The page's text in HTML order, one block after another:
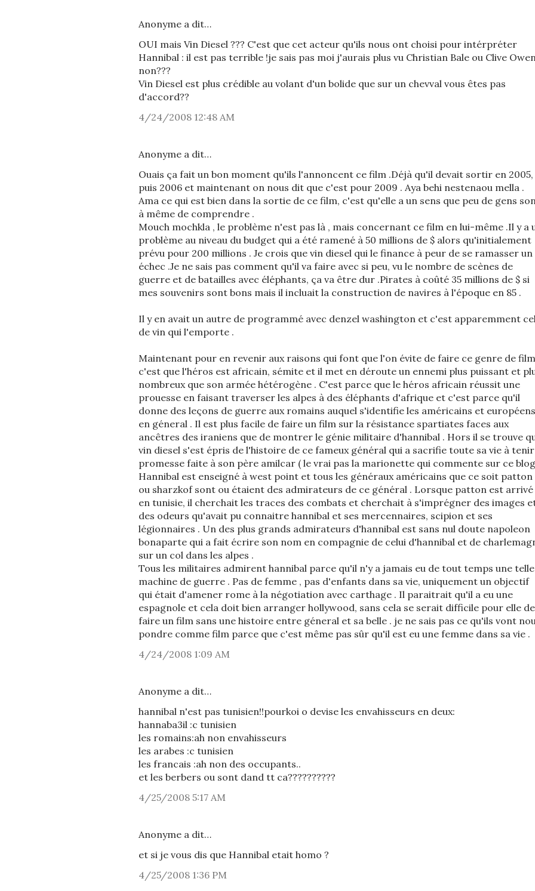
Anonyme a dit…
OUI mais Vin Diesel ??? C'est que cet acteur qu'ils nous ont choisi pour intérpréter
Hannibal : il est pas terrible !je sais pas moi j'aurais plus vu Christian Bale ou Clive
non???
Vin Diesel est plus crédible au volant d'un bolide que sur un chevval vous êtes pas
d'accord??
4/24/2008 12:48 AM
Anonyme a dit…
Ouais ça fait un bon moment qu'ils l'annoncent ce film .Déjà qu'il devait sortir en 2005,
puis 2006 et maintenant on nous dit que c'est pour 2009 . Aya behi nestenaou mella .
Ama ce qui est bien dans la sortie de ce film, c'est qu'elle a un sens que peu de gens
à même de comprendre .
Mouch mochkla , le problème n'est pas là , mais concernant ce film en lui-même .Il y a
problème au niveau du budget qui a été ramené à 50 millions de $ alors qu'initialement
prévu pour 200 millions . Je crois que vin diesel qui le finance à peur de se ramasser un
échec .Je ne sais pas comment qu'il va faire avec si peu, vu le nombre de scènes de
guerre et de batailles avec éléphants, ça va être dur .Pirates à coûté 35 millions de $ si
mes souvenirs sont bons mais il incluait la construction de navires à l'époque en 85 .
Il y en avait un autre de programmé avec denzel washington et c'est apparemment
de vin qui l'emporte .
Maintenant pour en revenir aux raisons qui font que l'on évite de faire ce genre de
c'est que l'héros est africain, sémite et il met en déroute un ennemi plus puissant et
nombreux que son armée hétérogène . C'est parce que le héros africain réussit une
prouesse en faisant traverser les alpes à des éléphants d'afrique et c'est parce qu'il
donne des leçons de guerre aux romains auquel s'identifie les américains et européens
en géneral . Il est plus facile de faire un film sur la résistance spartiates faces aux
ancêtres des iraniens que de montrer le génie militaire d'hannibal . Hors il se trouve
vin diesel s'est épris de l'histoire de ce fameux général qui a sacrifie toute sa vie à
promesse faite à son père amilcar ( le vrai pas la marionette qui commente sur ce
Hannibal est enseigné à west point et tous les généraux américains que ce soit patton
ou sharzkof sont ou étaient des admirateurs de ce général . Lorsque patton est arrivé
en tunisie, il cherchait les traces des combats et cherchait à s'imprégner des images
des odeurs qu'avait pu connaitre hannibal et ses mercennaires, scipion et ses
légionnaires . Un des plus grands admirateurs d'hannibal est sans nul doute napoleon
bonaparte qui a fait écrire son nom en compagnie de celui d'hannibal et de
sur un col dans les alpes .
Tous les militaires admirent hannibal parce qu'il n'y a jamais eu de tout temps une telle
machine de guerre . Pas de femme , pas d'enfants dans sa vie, uniquement un objectif
qui était d'amener rome à la négotiation avec carthage . Il paraitrait qu'il a eu une
espagnole et cela doit bien arranger hollywood, sans cela se serait difficile pour elle de
faire un film sans une histoire entre géneral et sa belle . je ne sais pas ce qu'ils vont
pondre comme film parce que c'est même pas sûr qu'il est eu une femme dans sa vie .
4/24/2008 1:09 AM
Anonyme a dit…
hannibal n'est pas tunisien!!pourkoi o devise les envahisseurs en deux:
hannaba3il :c tunisien
les romains:ah non envahisseurs
les arabes :c tunisien
les francais :ah non des occupants..
et les berbers ou sont dand tt ca??????????
4/25/2008 5:17 AM
Anonyme a dit…
et si je vous dis que Hannibal etait homo ?
4/25/2008 1:36 PM